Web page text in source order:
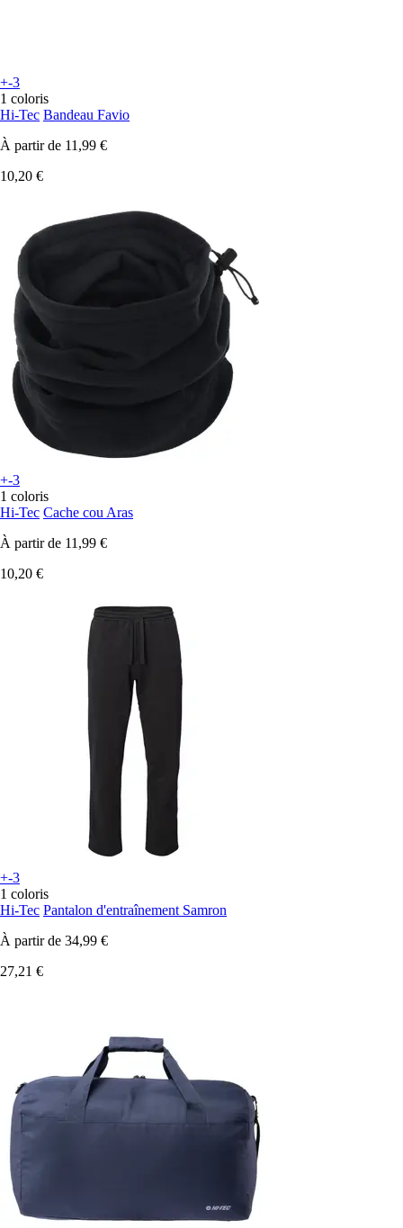
+-3
1 coloris
Hi-Tec Bandeau Favio
À partir de 11,99 €
10,20 €
+-3
1 coloris
Hi-Tec Cache cou Aras
À partir de 11,99 €
10,20 €
+-3
1 coloris
Hi-Tec Pantalon d'entraînement Samron
À partir de 34,99 €
27,21 €